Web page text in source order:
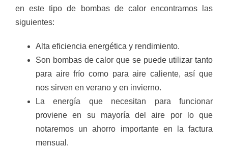
en este tipo de bombas de calor encontramos las
siguientes:
Alta eficiencia energética y rendimiento.
Son bombas de calor que se puede utilizar tanto
para aire frío como para aire caliente, así que
nos sirven en verano y en invierno.
La energía que necesitan para funcionar
proviene en su mayoría del aire por lo que
notaremos un ahorro importante en la factura
mensual.